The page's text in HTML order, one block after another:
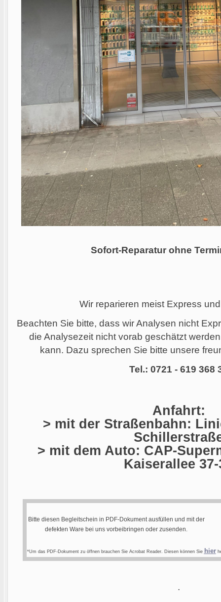
Sofort-Reparatur ohne
Wir reparieren meist Express
Beachten Sie bitte, dass wir Analysen nicht
die Analysezeit nicht vorab geschätzt
kann. Dazu sprechen Sie bitte unsere
Tel.: 0721 - 619 368
Anfahrt:
> mit der Straßenbahn:
> mit dem Auto: CAP-
Kaiserallee 37-
Bitte diesen Begleitschein in PDF-Dokument ausfüllen und mit der
defekten Ware bei uns vorbeibringen oder zusenden.
*Um das PDF-Dokument zu öffnen brauchen Sie Acrobat Reader. Diesen können Sie hier
.